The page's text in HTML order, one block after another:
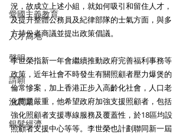
愛國主義教育
人才高地
聲明
請願
漁農業
銀髮經濟
況，故成立上述小組，就如何吸引和留住人才，
及提升整體公務員及紀律部隊的士氣方面，與多
方持份者商議並提出政策倡議。
李世榮指新一年會繼續推動政府完善福利事務等
政策，近年社會不時發生有關照顧者壓力爆煲的
倫常慘案，加上香港正步入高齡化社會，人口老
化問題嚴重，他希望政府加強支援照顧者，包括
強化照顧者支援專線服務及覆蓋性，於18區均設
照顧者支援中心等等。李世榮也計劃聯同新一屆